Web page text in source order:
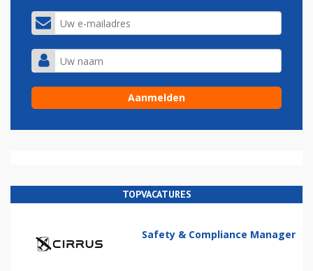
TOPVACATURES
Safety & Compliance Manager